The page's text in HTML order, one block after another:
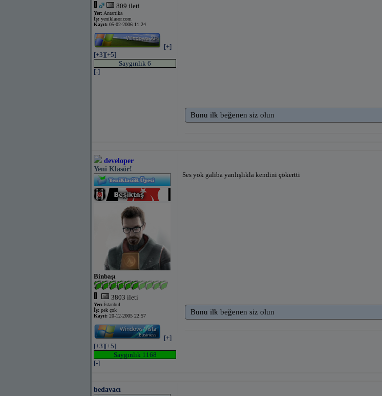
809 ileti
Yer: Antartika
İş: yeniklasor.com
Kayıt: 05-02-2006 11:24
[+]
[+3][+5]
Saygınlık 6
[-]
Bunu ilk beğenen siz olun
developer
Yeni Klasör!
Binbaşı
3803 ileti
Yer: İstanbul
İş: pek çok
Kayıt: 20-12-2005 22:57
[+]
[+3][+5]
Saygınlık 1168
[-]
Ses yok galiba yanlışlıkla kendini çökertti
Bunu ilk beğenen siz olun
bedavacı